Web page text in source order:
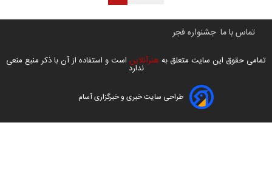
تماس با ما جشنواره فجر
تمامی حقوق این سایت متعلق به هنرآنلاین است و استفاده از آن با ذکر منبع منعی
ندارد
طراحی سایت خبری و خبرگزاری آسام